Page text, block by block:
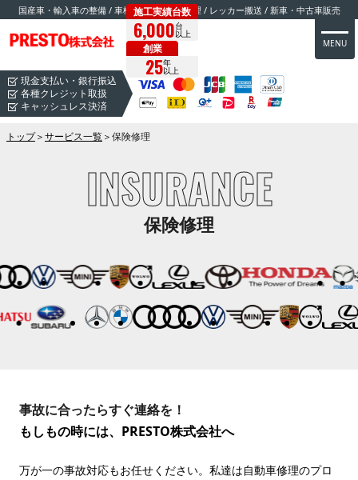
国産車・輸入車の整備 / 車検 / 鈑金・塗装修理 / レッカー搬送 / 新車・中古車販売
施工実績台数
6,000台
以上
創業
25年
以上
MENU
現金支払い・銀行振込
各種クレジット取扱
キャッシュレス決済
トップ＞サービス一覧＞保険修理
INSURANCE
保険修理
事故に合ったらすぐ連絡を！
もしもの時には、PRESTO株式会社へ
万が一の事故対応もお任せください。私達は自動車修理のプロ